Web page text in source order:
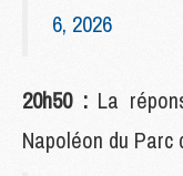
6, 2026
20h50 : La
Napoléon du